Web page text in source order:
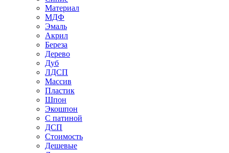
Материал
МДФ
Эмаль
Акрил
Береза
Дерево
Дуб
ЛДСП
Массив
Пластик
Шпон
Экошпон
С патиной
ДСП
Стоимость
Дешевые